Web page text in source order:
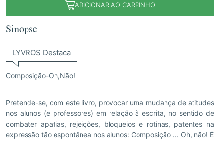
ADICIONAR AO CARRINHO
Sinopse
LYVROS Destaca
Composição-Oh,Não!
Pretende-se, com este livro, provocar uma mudança de atitudes
nos alunos (e professores) em relação à escrita, no sentido de
combater apatias, rejeições, bloqueios e rotinas, patentes na
expressão tão espontânea nos alunos: Composição ... Oh, não! É